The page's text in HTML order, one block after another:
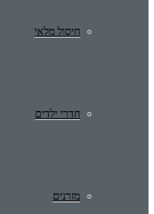
חיסול מלאי
חדרי ילדים
מזרנים